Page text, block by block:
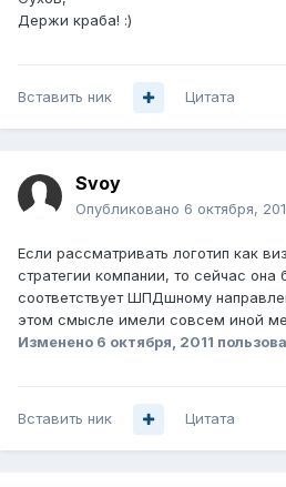
Держи краба! :)
Вставить ник Цитата
Svoy
Опубликовано 6 октября,
Если рассматривать логотип как
стратегии компании, то сейчас она
соответствует ШПДшному
этом смысле имели совсем иной
Изменено 6 октября, 2011
Вставить ник Цитата